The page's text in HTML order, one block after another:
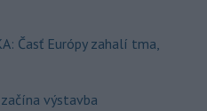
Časť Európy zahalí tma,
výstavba